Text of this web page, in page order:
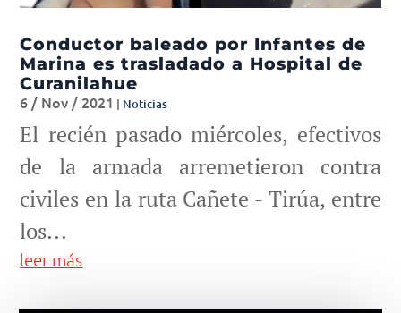
Conductor baleado por Infantes de
Marina es trasladado a Hospital de
Curanilahue
6 / Nov / 2021 | Noticias
El recién pasado miércoles, efectivos
de la armada arremetieron contra
civiles en la ruta Cañete - Tirúa, entre
los...
leer más